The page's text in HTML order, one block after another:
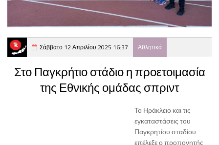
Σάββατο 12 Απριλίου 2025 16:37 Αθλητικά
Στο Παγκρήτιο στάδιο η προετοιμασία
της Εθνικής ομάδας σπριντ
Το Ηράκλειο και τις
εγκαταστάσεις του
Παγκρητίου σταδίου
επέλεξε ο προπονητής